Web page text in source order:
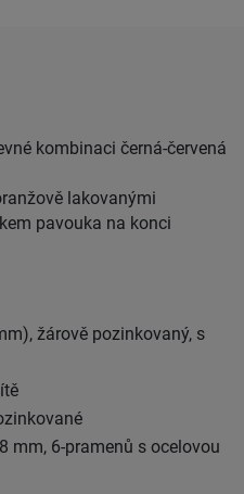
kombinaci černá-červená
lakovanými
pavouka na konci
žárově pozinkovaný, s
mm, 6-pramenů s ocelovou